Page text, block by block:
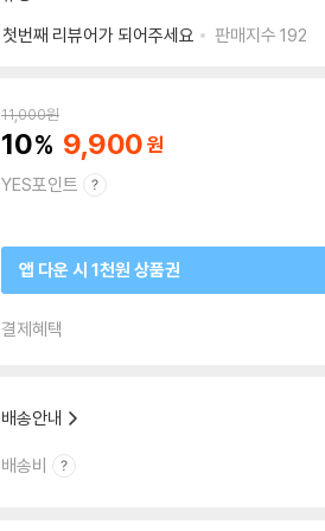
첫번째 리뷰어가 되어주세요
판매지수 192
11,000원
10 9,900
YES포인트
앱 다운 시 1천원 상품권
결제혜택
배송안내
배송비